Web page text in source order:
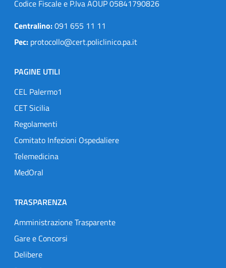
Codice Fiscale e P.Iva AOUP 05841790826
Centralino:091 655 11 11
Pec: protocollo@cert.policlinico.pa.it
PAGINE UTILI
CEL Palermo1
CET Sicilia
Regolamenti
Comitato Infezioni Ospedaliere
Telemedicina
MedOral
TRASPARENZA
Amministrazione Trasparente
Gare e Concorsi
Delibere